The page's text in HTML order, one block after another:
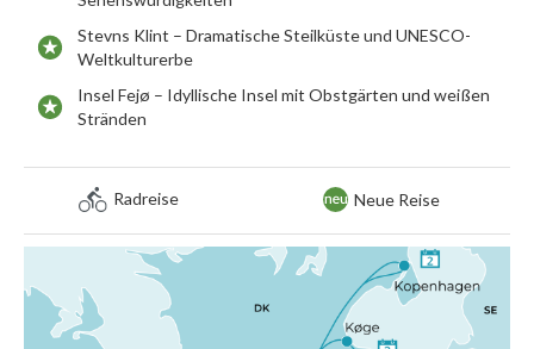
Stevns Klint – Dramatische Steilküste und UNESCO-
Weltkulturerbe
Insel Fejø – Idyllische Insel mit Obstgärten und weißen
Stränden
Radreise Neue Reise